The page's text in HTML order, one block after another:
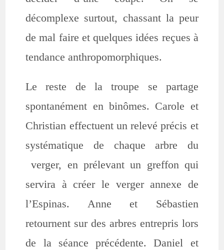
décomplexe surtout, chassant la peur
de mal faire et quelques idées reçues à
tendance anthropomorphiques.
Le reste de la troupe se partage
spontanément en binômes. Carole et
Christian effectuent un relevé précis et
systématique de chaque arbre du
verger, en prélevant un greffon qui
servira à créer le verger annexe de
l’Espinas. Anne et Sébastien
retournent sur des arbres entrepris lors
de la séance précédente. Daniel et